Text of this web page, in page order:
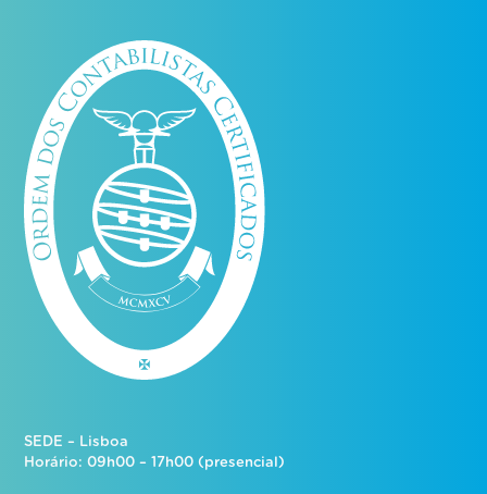
SEDE – Lisboa
Horário: 09h00 – 17h00 (presencial)